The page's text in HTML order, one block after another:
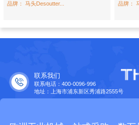
品牌：马头Desoutter...
品牌：
联系我们
联系电话：400-0096-996
地址：上海市浦东新区秀浦路2555号